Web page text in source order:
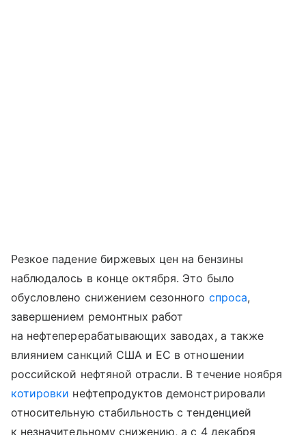
Резкое падение биржевых цен на бензины
наблюдалось в конце октября. Это было
обусловлено снижением сезонного спроса,
завершением ремонтных работ
на нефтеперерабатывающих заводах, а также
влиянием санкций США и ЕС в отношении
российской нефтяной отрасли. В течение ноября
котировки нефтепродуктов демонстрировали
относительную стабильность с тенденцией
к незначительному снижению, а с 4 декабря